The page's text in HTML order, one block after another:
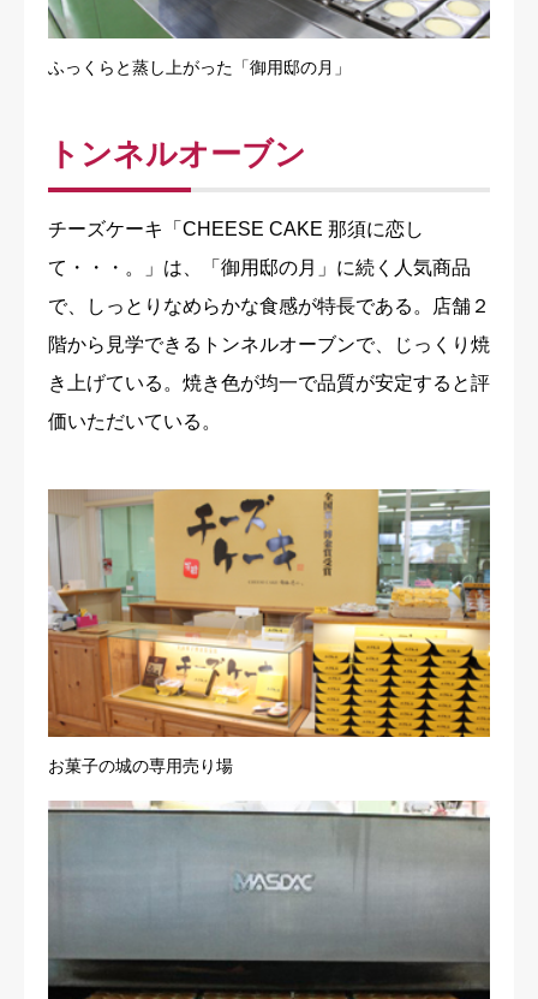
ふっくらと蒸し上がった「御用邸の月」
トンネルオーブン
チーズケーキ「CHEESE CAKE 那須に恋し
て・・・。」は、「御用邸の月」に続く人気商品
で、しっとりなめらかな食感が特長である。店舗２
階から見学できるトンネルオーブンで、じっくり焼
き上げている。焼き色が均一で品質が安定すると評
価いただいている。
お菓子の城の専用売り場